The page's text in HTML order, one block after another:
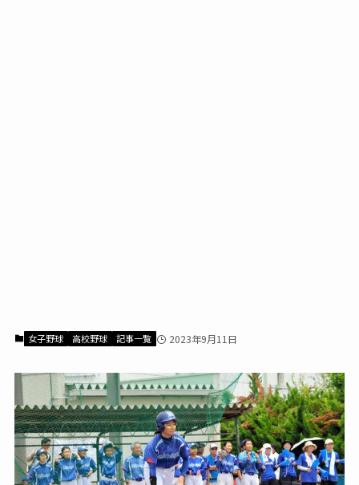
女子野球 高校野球 記事一覧 2023年9月11日